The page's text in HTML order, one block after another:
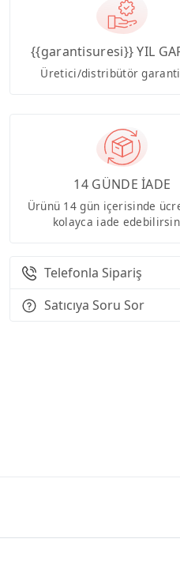
{{garantisuresi}} YIL
Üretici/distribütör
14 GÜNDE İADE
Ürünü 14 gün içerisinde
kolayca iade
Telefonla Sipariş
Satıcıya Soru Sor